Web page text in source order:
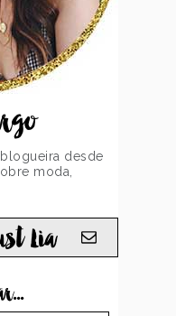
desde
moda,
Lia